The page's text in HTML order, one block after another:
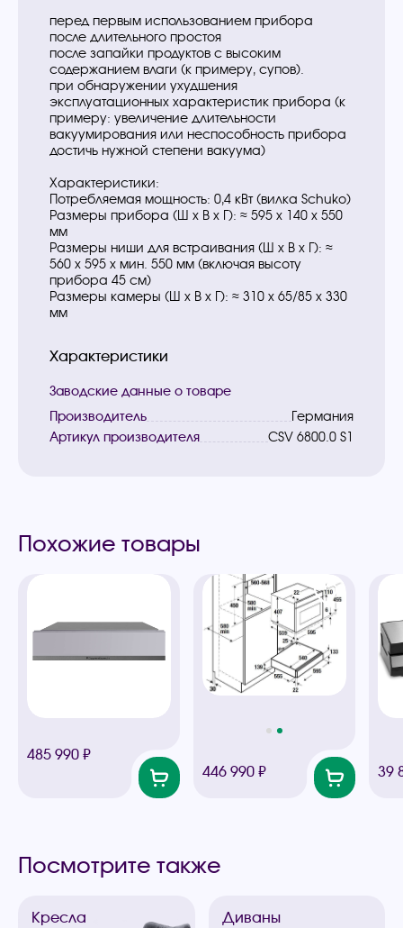
перед первым использованием прибора
после длительного простоя
после запайки продуктов с высоким
содержанием влаги (к примеру, супов).
при обнаружении ухудшения
эксплуатационных характеристик прибора (к
примеру: увеличение длительности
вакуумирования или неспособность прибора
достичь нужной степени вакуума)
Характеристики:
Потребляемая мощность: 0,4 кВт (вилка Schuko)
Размеры прибора (Ш х В x Г): ≈ 595 х 140 x 550
мм
Размеры ниши для встраивания (Ш х В x Г): ≈
560 х 595 x мин. 550 мм (включая высоту
прибора 45 см)
Размеры камеры (Ш х В x Г): ≈ 310 х 65/85 x 330
мм
Характеристики
Заводские данные о товаре
Производитель
Германия
Артикул производителя
CSV 6800.0 S1
Похожие товары
485 990 ₽
446 990 ₽
39
Посмотрите также
Кресла Диваны